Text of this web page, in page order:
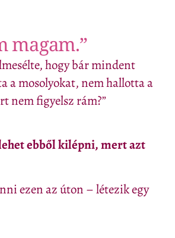
magam.”
hogy bár mindent
a mosolyokat, nem hallotta a
nem figyelsz rám?”
ebből kilépni, mert azt
ezen az úton – létezik egy